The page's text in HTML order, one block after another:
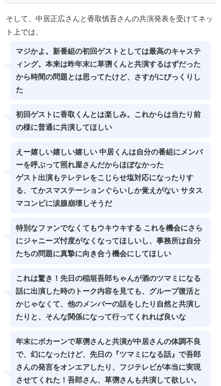
そして、中居正広さんと香取慎吾さんの共演発表を受けてネッ
ト上では、
マジかよ。新番組の初回ゲストとしては最高のキャステ
ィング。本来は昨年末に草彅くんと共演するはずだった
から時間の問題とは思ってたけど、さすがにびっくりし
た
初回ゲストに香取くんとは楽しみ。これからは当たり前
の様に普通に共演してほしい
えー嬉しい嬉しい嬉しい 中居くんは自分の番組にメンバ
ーを呼ぶって照れ屋さんだからほぼなかった
ゲスト出演もテレテレをこじらせ塩対応になったりす
る、てかスマステーションぐらいしか覚えがない サタス
マコンビに涙腺崩壊しそうだ
特別なファンでなくてもウキウキする これを機会にさら
にジャニーズ忖度がなくなってほしいし、事務所は自分
たちの問題に真摯に向き合う機会にしてほしい
これは驚き！先日の稲垣吾郎ちゃんが酒のツマミになる
話に出演した時のトーク内容を見ても、グループ復活と
かじゃなくて、他のメンバーの話をしたり自然と共演し
たりと、そんな関係になって行ってくれれば良いな
年末にボカーンで草彅さんと共演が中居さんの体調不良
で、幻になったけど、先日の『ツマミになる話』で吾郎
さんの発言をオンエアしたり、フジテレビが本当に実現
させてくれた！吾郎さん、草彅さんも共演して欲しい。